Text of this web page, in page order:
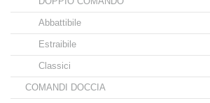
Abbattibile
Estraibile
Classici
COMANDI DOCCIA